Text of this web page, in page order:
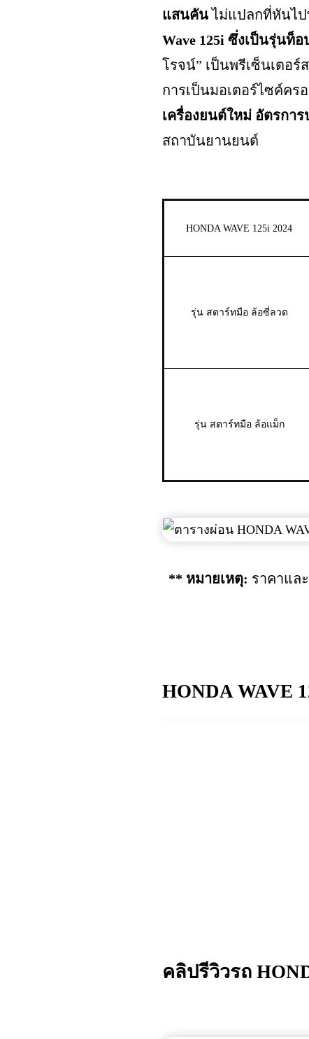
แสนคันไม่แปลกที่หันไป
Wave 125i ซึ่งเป็นรุ่นท็
โรจน์” เป็นพรีเซ็นเตอ
การเป็นมอเตอร์ไซค์คร
เครื่องยนต์ใหม่ อัตรกา
สถาบันยานยนต์
HONDA WAVE 125i 2024
รุ่น สตาร์ทมือ ล้อซี่ลวด
รุ่น สตาร์ทมือ ล้อแม็ก
** หมายเหตุ: ราคาแล
HONDA WAVE
คลิปรีวิวรถ